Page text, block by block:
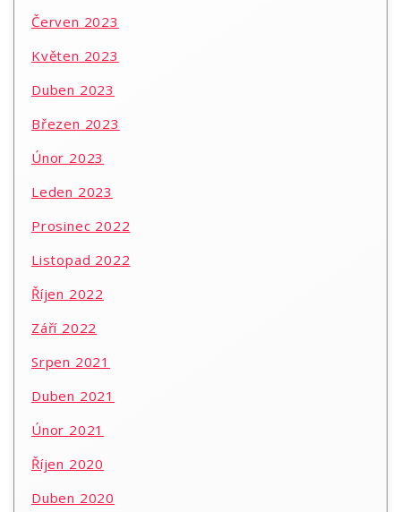
Červen 2023
Květen 2023
Duben 2023
Březen 2023
Únor 2023
Leden 2023
Prosinec 2022
Listopad 2022
Říjen 2022
Září 2022
Srpen 2021
Duben 2021
Únor 2021
Říjen 2020
Duben 2020